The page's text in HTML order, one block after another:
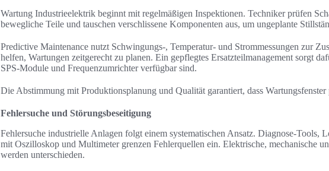
Wartung Industrieelektrik beginnt mit regelmäßigen Inspektionen. Techniker prüfen
bewegliche Teile und tauschen verschlissene Komponenten aus, um ungeplante
Predictive Maintenance nutzt Schwingungs-, Temperatur- und Strommessungen zur
helfen, Wartungen zeitgerecht zu planen. Ein gepflegtes Ersatzteilmanagement sorgt
SPS‑Module und Frequenzumrichter verfügbar sind.
Die Abstimmung mit Produktionsplanung und Qualität garantiert, dass
Fehlersuche und Störungsbeseitigung
Fehlersuche industrielle Anlagen folgt einem systematischen Ansatz. Diagnose‑Tools,
mit Oszilloskop und Multimeter grenzen Fehlerquellen ein. Elektrische, mechanische
werden unterschieden.